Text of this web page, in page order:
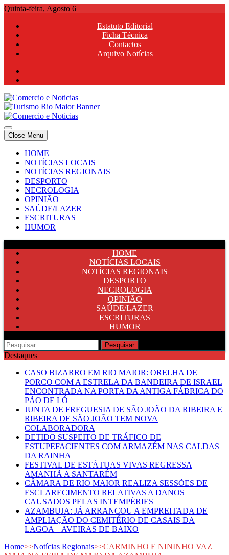
Skip
content
Quinta-feira, Agosto 6
Estatuto Editorial
Ficha Técnica
Contactos
Arquivo Notícias
Comercio e Noticias
Notícias e Publicidade Online
Comercio e Noticias
Notícias e Publicidade Online
Close Menu
HOME
NOTÍCIAS LOCAIS
NOTÍCIAS REGIONAIS
DESPORTO
NECROLOGIA
OPINIÃO
SAÚDE/LAZER
ESCRITURAS
HUMOR
HOME
NOTÍCIAS LOCAIS
NOTÍCIAS REGIONAIS
DESPORTO
NECROLOGIA
OPINIÃO
SAÚDE/LAZER
ESCRITURAS
HUMOR
Pesquisar
por:
Destaques
CASO BIZARRO EM RIO MAIOR: ORELHA DE
PORCO COM A ESTRELA DA BANDEIRA DE ISRAEL
ENCONTRADA NA PORTA DA ANTIGA FÁBRICA DO
PÃO DE LÓ
JUNTA DE FREGUESIA DE SÃO JOÃO DA RIBEIRA E
RIBEIRA DE SÃO JOÃO TEM NOVA
COLABORADORA
DETIDO SUSPEITO DE TRÁFICO DE
ESTUPEFACIENTES COM ARMAZÉM NAS CALDAS
DA RAINHA
FESTIVAL DE ESTÁTUAS VIVAS REGRESSA
AMANHÃ A SANTARÉM
CÂMARA DE RIO MAIOR REALIZA SESSÕES DE
ESCLARECIMENTO RELATIVAS A DANOS
CAUSADOS PELAS INTEMPÉRIES
AZAMBUJA: JÁ ARRANCOU A EMPREITADA DE
AMPLIAÇÃO DO CEMITÉRIO DE CASAIS DA
LAGOA – AVEIRAS DE BAIXO
Home>>Notícias Regionais>>CARMINHO E NININHO VAZ